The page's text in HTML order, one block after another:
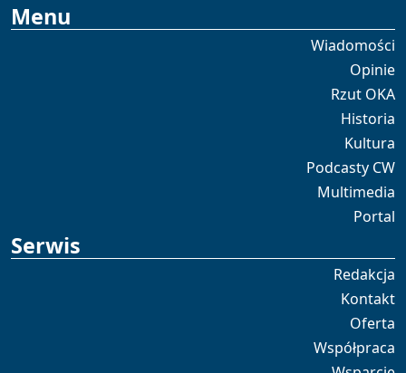
Menu
Wiadomości
Opinie
Rzut OKA
Historia
Kultura
Podcasty CW
Multimedia
Portal
Serwis
Redakcja
Kontakt
Oferta
Współpraca